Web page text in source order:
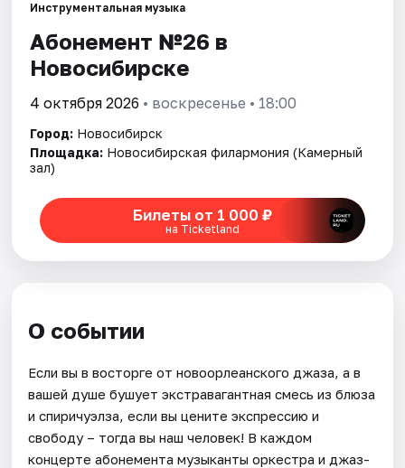
Инструментальная музыка
Абонемент №26 в
Новосибирске
4 октября 2026 • воскресенье • 18:00
Город: Новосибирск
Площадка: Новосибирская филармония (Камерный
зал)
Билеты от 1 000 ₽
на Ticketland
О событии
Если вы в восторге от новоорлеанского джаза, а в
вашей душе бушует экстравагантная смесь из блюза
и спиричуэлза, если вы цените экспрессию и
свободу – тогда вы наш человек! В каждом
концерте абонемента музыканты оркестра и джаз-